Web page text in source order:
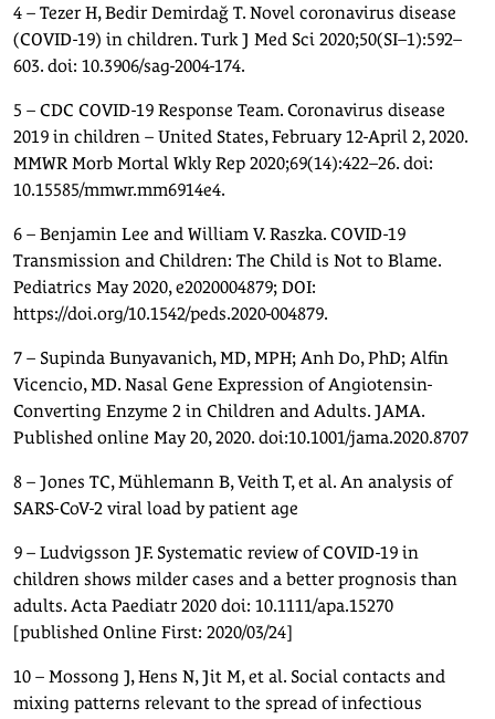
4 – Tezer H, Bedir Demirdağ T. Novel coronavirus disease
(COVID-19) in children. Turk J Med Sci 2020;50(SI–1):592–
603. doi: 10.3906/sag-2004-174.
5 – CDC COVID-19 Response Team. Coronavirus disease
2019 in children – United States, February 12-April 2, 2020.
MMWR Morb Mortal Wkly Rep 2020;69(14):422–26. doi:
10.15585/mmwr.mm6914e4.
6 – Benjamin Lee and William V. Raszka. COVID-19
Transmission and Children: The Child is Not to Blame.
Pediatrics May 2020, e2020004879; DOI:
https://doi.org/10.1542/peds.2020-004879.
7 – Supinda Bunyavanich, MD, MPH; Anh Do, PhD; Alfin
Vicencio, MD. Nasal Gene Expression of Angiotensin-
Converting Enzyme 2 in Children and Adults. JAMA.
Published online May 20, 2020. doi:10.1001/jama.2020.8707
8 – Jones TC, Mühlemann B, Veith T, et al. An analysis of
SARS-CoV-2 viral load by patient age
9 – Ludvigsson JF. Systematic review of COVID-19 in
children shows milder cases and a better prognosis than
adults. Acta Paediatr 2020 doi: 10.1111/apa.15270
[published Online First: 2020/03/24]
10 – Mossong J, Hens N, Jit M, et al. Social contacts and
mixing patterns relevant to the spread of infectious